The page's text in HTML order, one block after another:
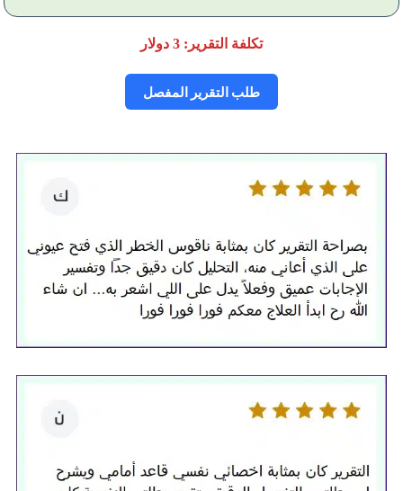
تكلفة التقرير: 3 دولار
طلب التقرير المفصل